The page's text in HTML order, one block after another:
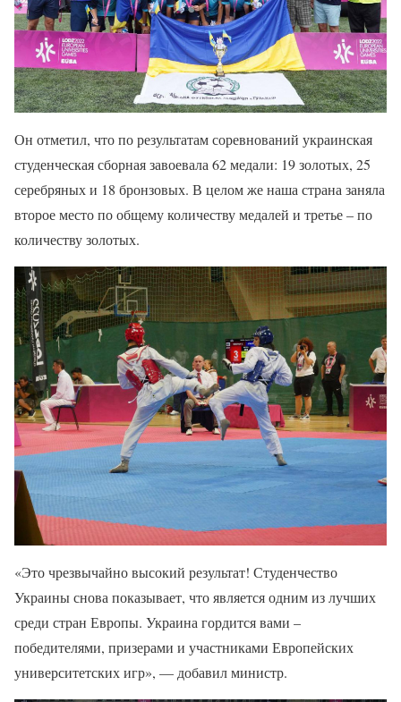
Он отметил, что по результатам соревнований украинская
студенческая сборная завоевала 62 медали: 19 золотых, 25
серебряных и 18 бронзовых. В целом же наша страна заняла
второе место по общему количеству медалей и третье – по
количеству золотых.
«Это чрезвычайно высокий результат! Студенчество
Украины снова показывает, что является одним из лучших
среди стран Европы. Украина гордится вами –
победителями, призерами и участниками Европейских
университетских игр», — добавил министр.